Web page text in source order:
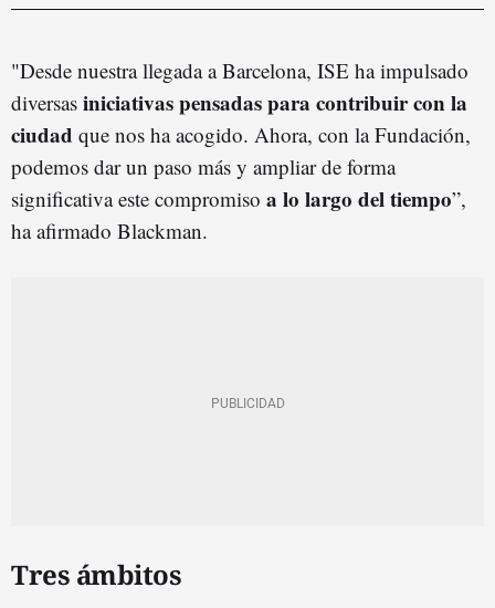
"Desde nuestra llegada a Barcelona, ISE ha impulsado
diversas iniciativas pensadas para contribuir con la
ciudad que nos ha acogido. Ahora, con la Fundación,
podemos dar un paso más y ampliar de forma
significativa este compromiso a lo largo del tiempo”,
ha afirmado Blackman.
Tres ámbitos